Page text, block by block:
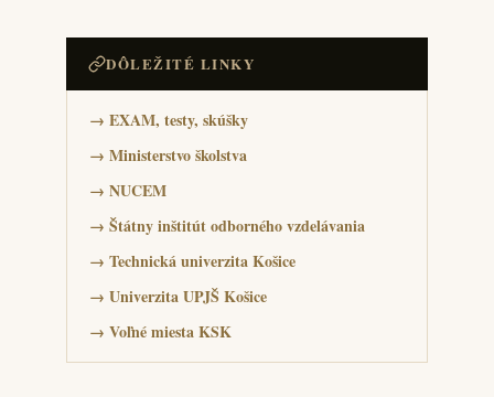
DÔLEŽITÉ LINKY
→ EXAM, testy, skúšky
→ Ministerstvo školstva
→ NUCEM
→ Štátny inštitút odborného vzdelávania
→ Technická univerzita Košice
→ Univerzita UPJŠ Košice
→ Voľné miesta KSK